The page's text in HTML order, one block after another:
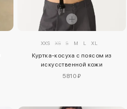
XXS XS S M L XL
Куртка-косуха с поясом из
искусственной кожи
5810 ₽